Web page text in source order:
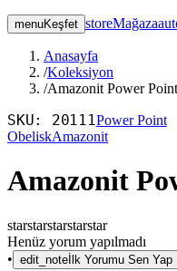
menuKeşfet storeMağaza
Anasayfa
/Koleksiyon
/Amazonit Power Point
SKU: 20111Power Point
ObeliskAmazonit
Amazonit
starstarstarstarstar
Henüz yorum yapılmadı
• edit_note İlk Yorumu Sen Yap